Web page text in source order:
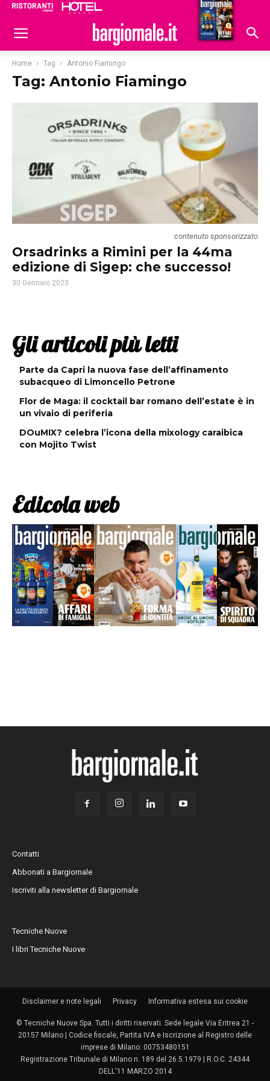
Hoteldomani
Home Tag Antonio Fiamingo
Tag: Antonio Fiamingo
contenuto sponsorizzato
Orsadrinks a Rimini per la 44ma
edizione di Sigep: che successo!
30 Gennaio 2023
Gli articoli più letti
Parte da Capri la nuova fase dell’affinamento
subacqueo di Limoncello Petrone
Flor de Maga: il cocktail bar romano dell’estate è in
un vivaio di periferia
DOuMIX? celebra l’icona della mixology caraibica
con Mojito Twist
Edicola web
Contatti
Abbonati a Bargiornale
Iscriviti alla newsletter di Bargiornale
Tecniche Nuove
I libri Tecniche Nuove
Disclaimer e note legali Privacy Informativa estesa sui cookie
© Tecniche Nuove Spa. Tutti i diritti riservati. Sede legale Via Eritrea 21 -
20157 Milano | Codice fiscale, Partita IVA e Iscrizione al Registro delle
imprese di Milano: 00753480151
Registrazione Tribunale di Milano n. 189 del 26.5.1979 | R.O.C. 24344
DELL'11 MARZO 2014